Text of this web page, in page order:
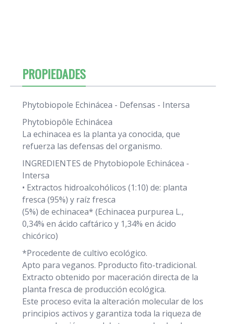
PROPIEDADES
Phytobiopole Echinácea - Defensas - Intersa
Phytobiopôle Echinácea
La echinacea es la planta ya conocida, que
refuerza las defensas del organismo.
INGREDIENTES de Phytobiopole Echinácea -
Intersa
• Extractos hidroalcohólicos (1:10) de: planta
fresca (95%) y raíz fresca
(5%) de echinacea* (Echinacea purpurea L.,
0,34% en ácido caftárico y 1,34% en ácido
chicórico)
*Procedente de cultivo ecológico.
Apto para veganos. Pproducto fito-tradicional.
Extracto obtenido por maceración directa de la
planta fresca de producción ecológica.
Este proceso evita la alteración molecular de los
principios activos y garantiza toda la riqueza de